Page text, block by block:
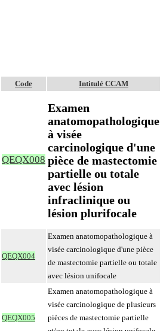
Code Intitulé CCAM
QEQX008
Examen
anatomopathologique
à visée
carcinologique d'une
pièce de mastectomie
partielle ou totale
avec lésion
infraclinique ou
lésion plurifocale
QEQX004
Examen anatomopathologique à
visée carcinologique d'une pièce
de mastectomie partielle ou totale
avec lésion unifocale
QEQX005
Examen anatomopathologique à
visée carcinologique de plusieurs
pièces de mastectomie partielle